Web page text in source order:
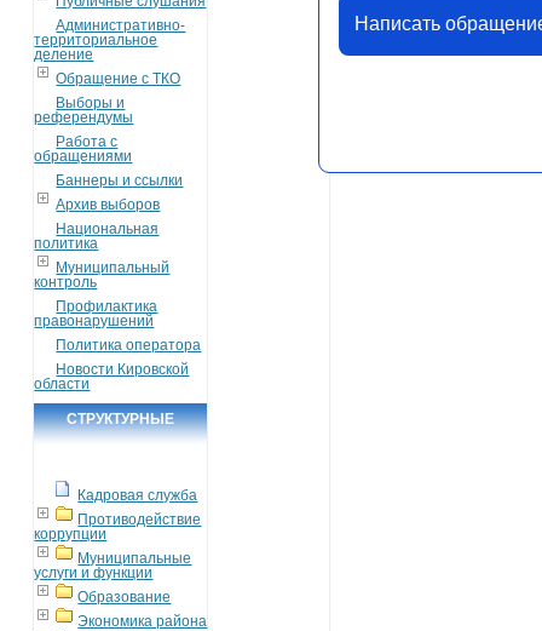
Административно-
территориальное
деление
Обращение с ТКО
Выборы и
референдумы
Работа с
обращениями
Баннеры и ссылки
Архив выборов
Национальная
политика
Муниципальный
контроль
Профилактика
правонарушений
Политика оператора
Новости Кировской
области
СТРУКТУРНЫЕ
Кадровая служба
Противодействие
коррупции
Муниципальные
услуги и функции
Образование
Экономика района
Написать